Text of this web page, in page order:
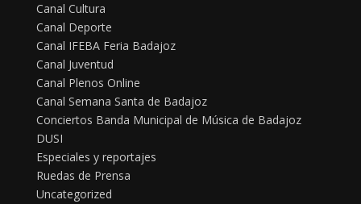
Canal Cultura
Canal Deporte
Canal IFEBA Feria Badajoz
Canal Juventud
Canal Plenos Online
Canal Semana Santa de Badajoz
Conciertos Banda Municipal de Música de Badajoz
DUSI
Especiales y reportajes
Ruedas de Prensa
Uncategorized